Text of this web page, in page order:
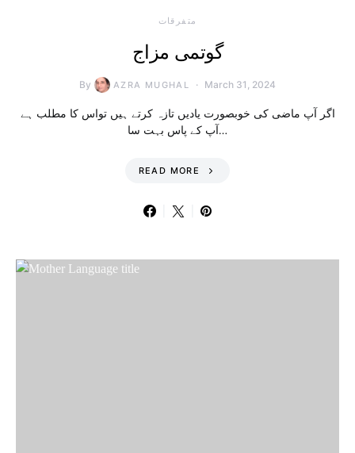
متفرقات
گوتمی مزاج
By AZRA MUGHAL March 31, 2024
اگر آپ ماضی کی خوبصورت یادیں تازہ کرتے ہیں تواس کا مطلب ہے
آپ کے پاس بہت سا…
READ MORE